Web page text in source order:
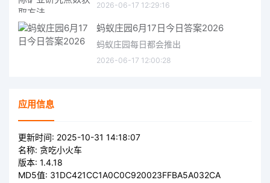
2026-06-17 12:29:16
蚂蚁庄园6月17日今日答案2026
蚂蚁庄园每日都会推出
2026-06-17 12:00:28
应用信息
更新时间: 2025-10-31 14:18:07
名称: 贪吃小火车
版本: 1.4.18
MD5值: 31DC421CC1A0C0C920023FFBA5A032CA